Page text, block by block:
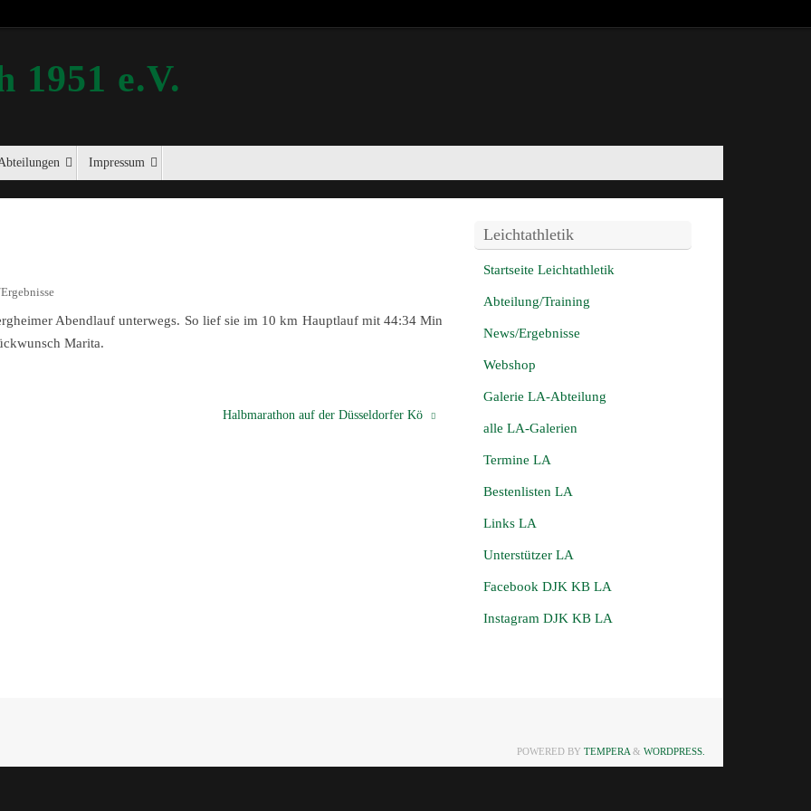
1951 e.V.
Impressum
Abendlauf unterwegs. So lief sie im 10 km Hauptlauf mit 44:34 Min
Marita.
Halbmarathon auf der Düsseldorfer Kö
Leichtathletik
Startseite Leichtathletik
Abteilung/Training
News/Ergebnisse
Webshop
Galerie LA-Abteilung
alle LA-Galerien
Termine LA
Bestenlisten LA
Links LA
Unterstützer LA
Facebook DJK KB LA
Instagram DJK KB LA
POWERED BY TEMPERA & WORDPRESS.